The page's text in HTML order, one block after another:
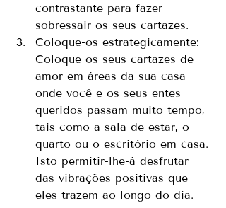
contrastante para fazer
sobressair os seus cartazes.
Coloque-os estrategicamente:
Coloque os seus cartazes de
amor em áreas da sua casa
onde você e os seus entes
queridos passam muito tempo,
tais como a sala de estar, o
quarto ou o escritório em casa.
Isto permitir-lhe-á desfrutar
das vibrações positivas que
eles trazem ao longo do dia.